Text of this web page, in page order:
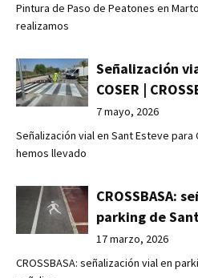
Pintura de Paso de Peatones en
realizamos
Señalización
COSER |
7 mayo, 2026
Señalización vial en Sant Esteve para
hemos llevado
CROSSBASA:
parking de
17 marzo, 2026
CROSSBASA: señalización vial en